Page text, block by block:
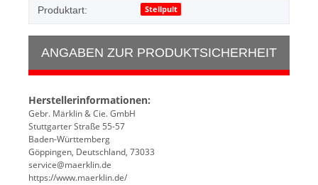
Produktart: Stellpult
ANGABEN ZUR PRODUKTSICHERHEIT
Herstellerinformationen:
Gebr. Märklin & Cie. GmbH
Stuttgarter Straße 55-57
Baden-Württemberg
Göppingen, Deutschland, 73033
service@maerklin.de
https://www.maerklin.de/